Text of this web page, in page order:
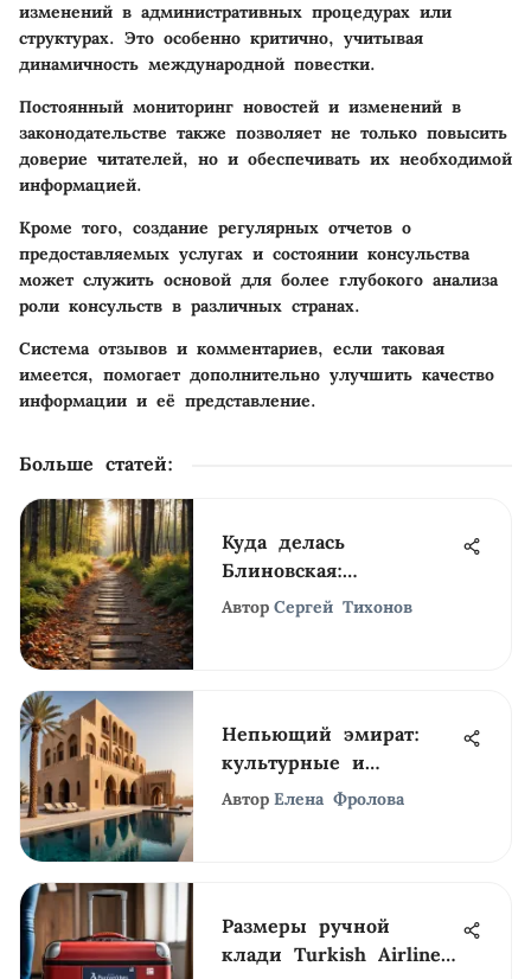
изменений в административных процедурах или
структурах. Это особенно критично, учитывая
динамичность международной повестки.
Постоянный мониторинг новостей и изменений в
законодательстве также позволяет не только повысить
доверие читателей, но и обеспечивать их необходимой
информацией.
Кроме того, создание регулярных отчетов о
предоставляемых услугах и состоянии консульства
может служить основой для более глубокого анализа
роли консульств в различных странах.
Система отзывов и комментариев, если таковая
имеется, помогает дополнительно улучшить качество
информации и её представление.
Больше статей:
Куда делась
Блиновская:
исследование
Автор Сергей Тихонов
Непьющий эмират:
культурные и
экономические
Автор Елена Фролова
Размеры ручной
клади Turkish Airlines: